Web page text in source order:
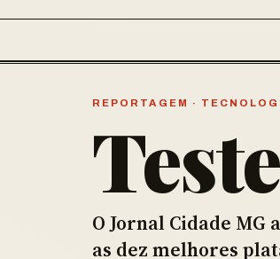
REPORTAGEM ·
O Jornal Cidade MG
as dez melhores